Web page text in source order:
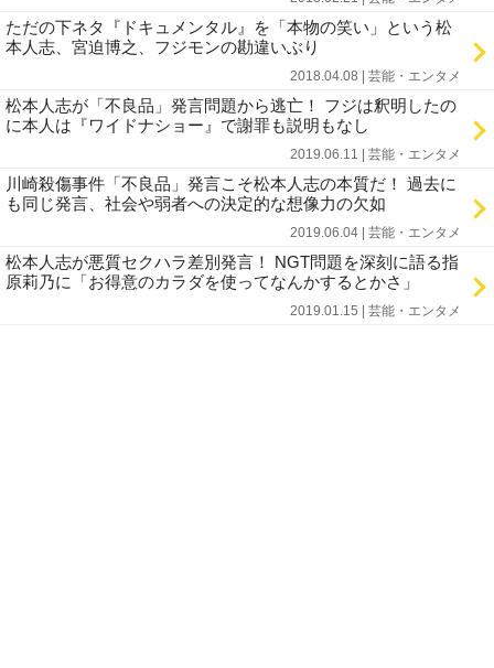
ただの下ネタ『ドキュメンタル』を「本物の笑い」という松
本人志、宮迫博之、フジモンの勘違いぶり
2018.04.08 | 芸能・エンタメ
松本人志が「不良品」発言問題から逃亡！ フジは釈明したの
に本人は『ワイドナショー』で謝罪も説明もなし
2019.06.11 | 芸能・エンタメ
川崎殺傷事件「不良品」発言こそ松本人志の本質だ！ 過去に
も同じ発言、社会や弱者への決定的な想像力の欠如
2019.06.04 | 芸能・エンタメ
松本人志が悪質セクハラ差別発言！ NGT問題を深刻に語る指
原莉乃に「お得意のカラダを使ってなんかするとかさ」
2019.01.15 | 芸能・エンタメ